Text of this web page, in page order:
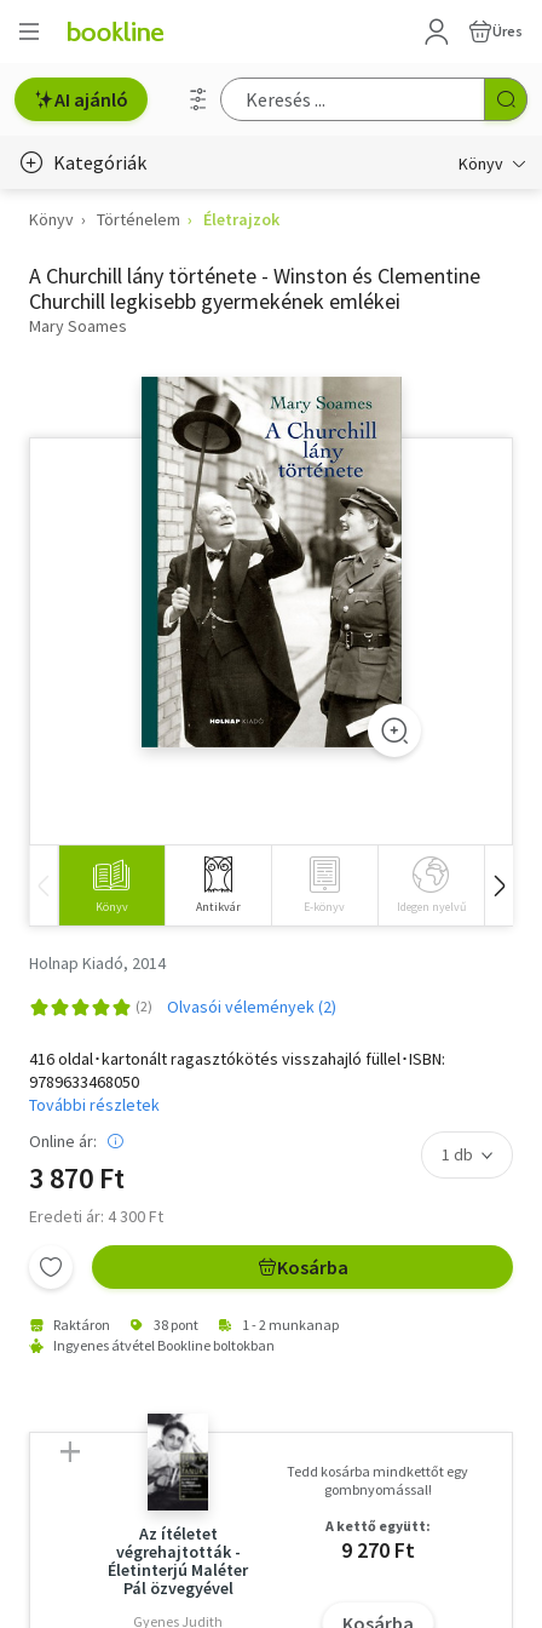
Üres
AI ajánló
Kategóriák Könyv
Életmód, egészség
Erotika
Gyermek- és ifjúsági
Hobbi, szabadidő
Szótár, nyelvkönyv
Tankönyv, segédkönyv
Társadalomtudomány
Természettudomány
Vallás
Könyv Történelem Életrajzok
A Churchill lány története - Winston és Clementine
Churchill legkisebb gyermekének emlékei
Mary Soames
Könyv Antikvár E-könyv Idegen nyelvű
Holnap Kiadó, 2014
Olvasói vélemények (2)
416 oldal･kartonált ragasztókötés visszahajló füllel･ISBN:
9789633468050
További részletek
Online ár:
3 870 Ft
Eredeti ár: 4 300 Ft
Kosárba
Raktáron 38 pont
1 - 2 munkanap
Ingyenes átvétel Bookline boltokban
Az ítéletet
végrehajtották -
Életinterjú Maléter
Pál özvegyével
Gyenes Judith
Tedd kosárba mindkettőt egy
gombnyomással!
A kettő együtt:
9 270 Ft